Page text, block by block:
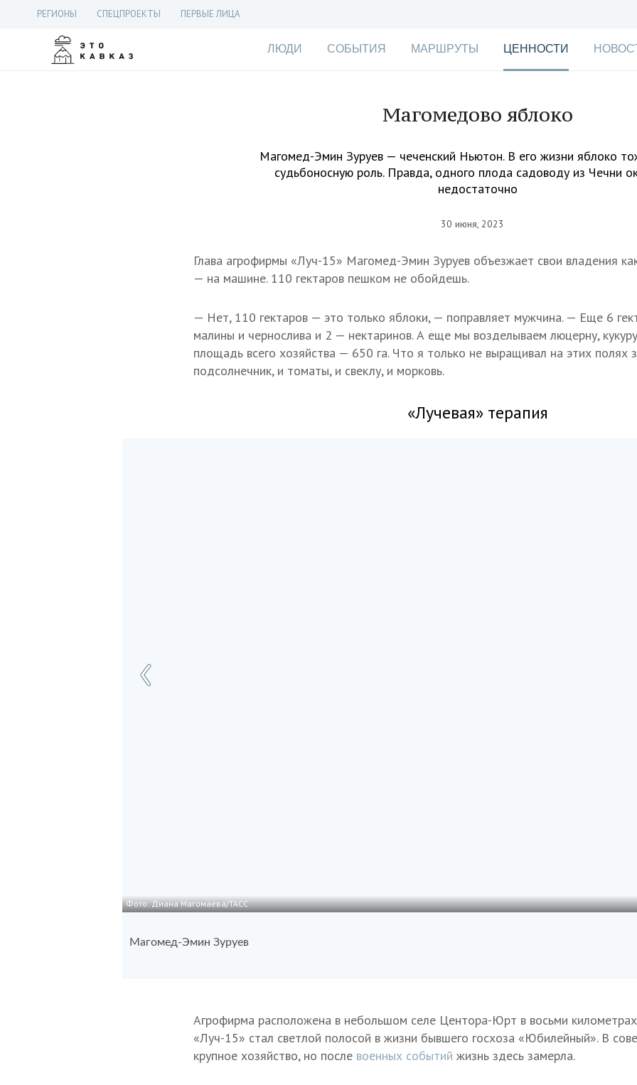
РЕГИОНЫ СПЕЦПРОЕКТЫ ПЕРВЫЕ ЛИЦА
ЛЮДИ СОБЫТИЯ МАРШРУТЫ ЦЕННОСТИ
Магомедово яблоко
Магомед-Эмин Зуруев — чеченский Ньютон. В его жизни яблоко
судьбоносную роль. Правда, одного плода садоводу из Чечни
недостаточно
30 июня, 2023
Глава агрофирмы «Луч-15» Магомед-Эмин Зуруев объезжает свои владения
— на машине. 110 гектаров пешком не обойдешь.
— Нет, 110 гектаров — это только яблоки, — поправляет мужчина. — Еще 6
малины и чернослива и 2 — нектаринов. А еще мы возделываем люцерну,
площадь всего хозяйства — 650 га. Что я только не выращивал на этих полях
подсолнечник, и томаты, и свеклу, и морковь.
«Лучевая» терапия
Фото: Диана Магомаева/ТАСС
Магомед-Эмин Зуруев
Агрофирма расположена в небольшом селе Центора-Юрт в восьми километрах
«Луч-15» стал светлой полосой в жизни бывшего госхоза «Юбилейный». В
крупное хозяйство, но после военных событий жизнь здесь замерла.